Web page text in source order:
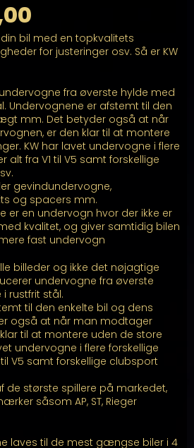
kr. 9.299,00
kr. 20.999,00
bil med en topkvalitets
for justeringer osv. Så er KW
fra øverste hylde med
Undervognene er afstemt til den
mm. Det betyder også at når
er den klar til at montere
KW har lavet undervogne i flere
alt fra V1 til V5 samt forskellige
gevindundervogne,
og spacers mm.
er en undervogn hvor der ikke er
kvalitet, og giver samtidig bilen
fast undervogn
billeder og ikke det nøjagtige
undervogne fra øverste
rustfrit stål.
til den enkelte bil og dens
også at når man modtager
til at montere uden de store
undervogne i flere forskellige
til V5 samt forskellige clubsport
de største spillere på markedet,
såsom AP, ST, Rieger
laves til de mest gængse biler i 4